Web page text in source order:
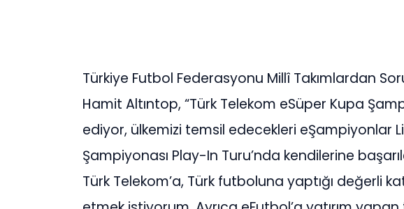
Türkiye Futbol Federasyonu Millî Takımlardan
Hamit Altıntop, “Türk Telekom eSüper Kupa
ediyor, ülkemizi temsil edecekleri eŞampiyonlar
Şampiyonası Play-In Turu’nda kendilerine
Türk Telekom’a, Türk futboluna yaptığı değerli